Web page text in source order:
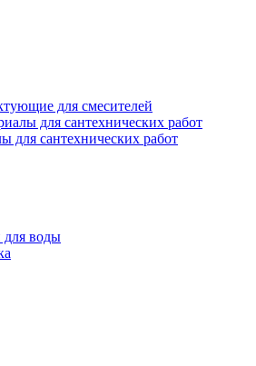
для смесителей
для сантехнических работ
для сантехнических работ
для воды